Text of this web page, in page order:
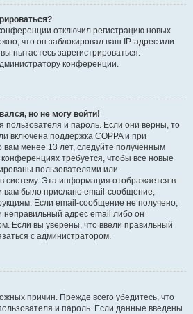
отключил регистрацию новых
что он заблокировал ваш IP-адрес или
пытаетесь зарегистрироваться.
конференции.
но не могу войти!
пользователя и пароль. Если они верны, то
включена поддержка COPPA и при
вам менее 13 лет, следуйте полученным
требуется, чтобы все новые
пользователями или
систему. Эта информация отображается в
вам было прислано email-сообщение,
Если email-сообщение не получено,
неправильный адрес email либо он
Если вы уверены, что ввели правильный
с администратором.
причин. Прежде всего убедитесь, что
и пароль. Если данные введены